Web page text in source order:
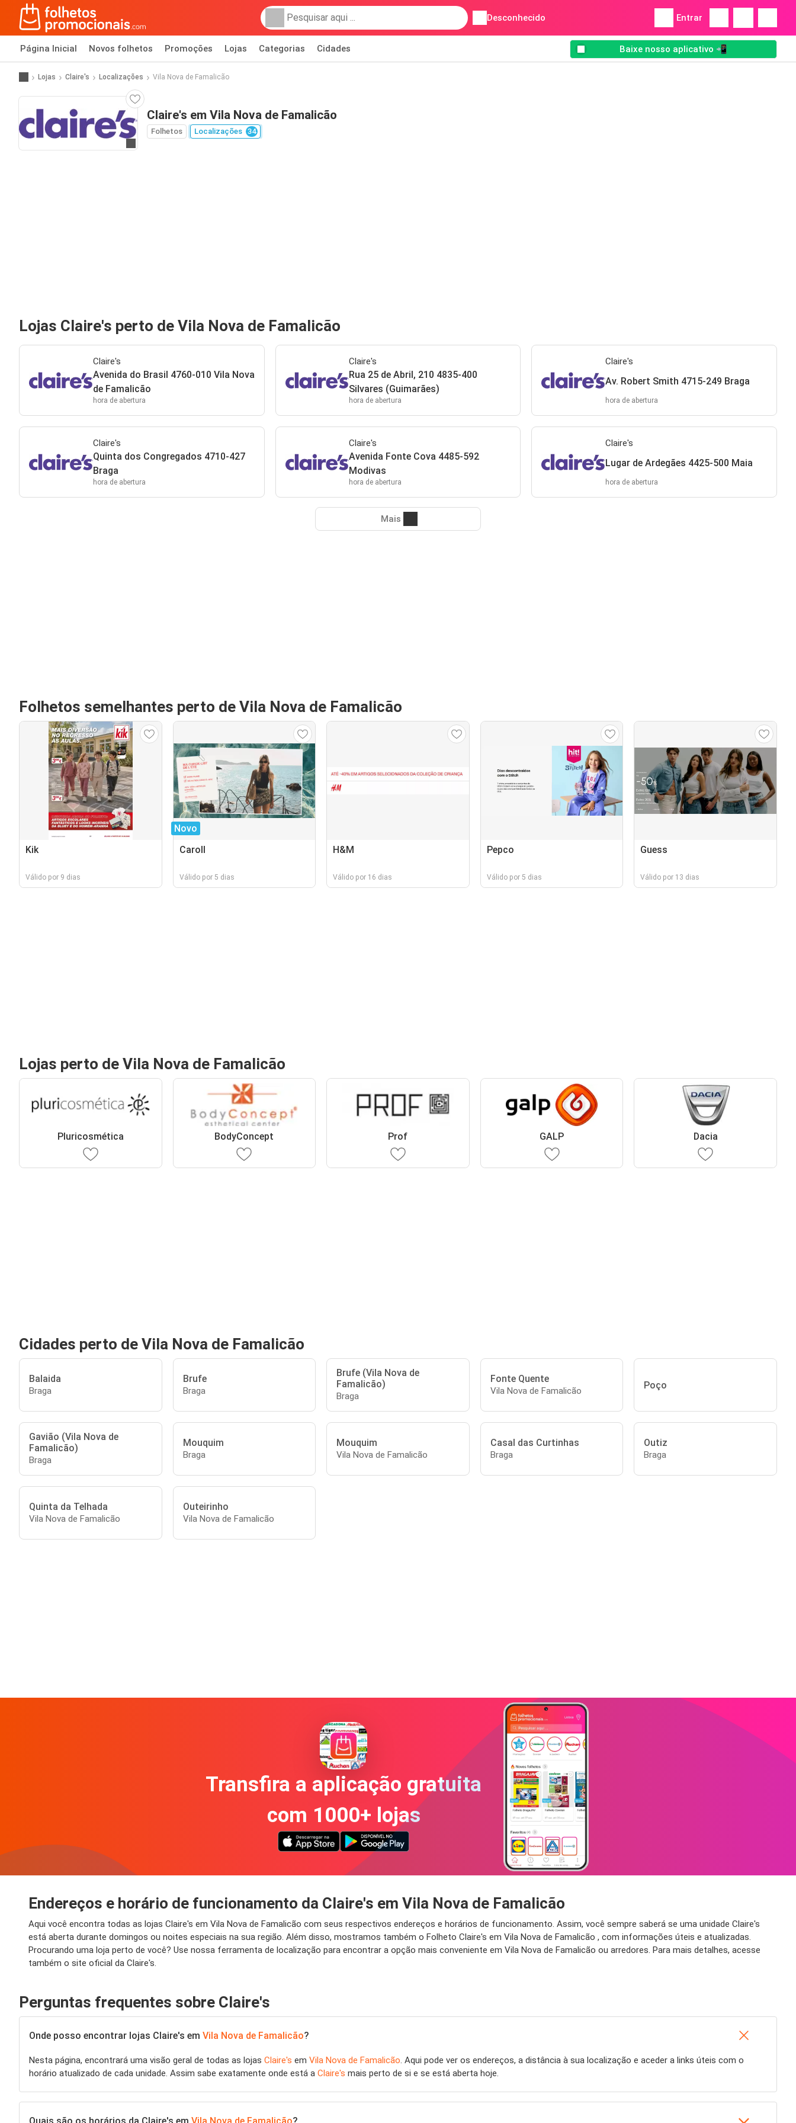
Desconhecido Entrar
Página Inicial Novos folhetos Promoções Lojas Categorias Cidades Baixe nosso aplicativo 📲
Lojas Claire's Localizações Vila Nova de Famalicão
Claire's em Vila Nova de Famalicão
Folhetos Localizações 34
Lojas Claire's perto de Vila Nova de Famalicão
Claire's
Avenida do Brasil 4760-010 Vila Nova
de Famalicão
hora de abertura
Claire's
Rua 25 de Abril, 210 4835-400
Silvares (Guimarães)
hora de abertura
Claire's
Av. Robert Smith 4715-249 Braga
hora de abertura
Claire's
Quinta dos Congregados 4710-427
Braga
hora de abertura
Claire's
Avenida Fonte Cova 4485-592
Modivas
hora de abertura
Claire's
Lugar de Ardegães 4425-500 Maia
hora de abertura
Mais
Folhetos semelhantes perto de Vila Nova de Famalicão
Kik
Válido por 9 dias
Novo
Caroll
Válido por 5 dias
H&M
Válido por 16 dias
Pepco
Válido por 5 dias
Guess
Válido por 13 dias
Lojas perto de Vila Nova de Famalicão
Pluricosmética BodyConcept Prof GALP Dacia
Cidades perto de Vila Nova de Famalicão
Balaida
Braga
Brufe
Braga
Brufe (Vila Nova de
Famalicão)
Braga
Fonte Quente
Vila Nova de Famalicão Poço
Gavião (Vila Nova de
Famalicão)
Braga
Mouquim
Braga
Mouquim
Vila Nova de Famalicão
Casal das Curtinhas
Braga
Outiz
Braga
Quinta da Telhada
Vila Nova de Famalicão
Outeirinho
Vila Nova de Famalicão
Transfira a aplicação gratuita
com 1000+ lojas
Endereços e horário de funcionamento da Claire's em Vila Nova de Famalicão
Aqui você encontra todas as lojas Claire's em Vila Nova de Famalicão com seus respectivos endereços e horários de funcionamento. Assim, você sempre saberá se uma unidade Claire's
está aberta durante domingos ou noites especiais na sua região. Além disso, mostramos também o Folheto Claire's em Vila Nova de Famalicão , com informações úteis e atualizadas.
Procurando uma loja perto de você? Use nossa ferramenta de localização para encontrar a opção mais conveniente em Vila Nova de Famalicão ou arredores. Para mais detalhes, acesse
também o site oficial da Claire's.
Perguntas frequentes sobre Claire's
Onde posso encontrar lojas Claire's em Vila Nova de Famalicão?
Nesta página, encontrará uma visão geral de todas as lojas Claire's em Vila Nova de Famalicão. Aqui pode ver os endereços, a distância à sua localização e aceder a links úteis com o
horário atualizado de cada unidade. Assim sabe exatamente onde está a Claire's mais perto de si e se está aberta hoje.
Quais são os horários da Claire's em Vila Nova de Famalicão?